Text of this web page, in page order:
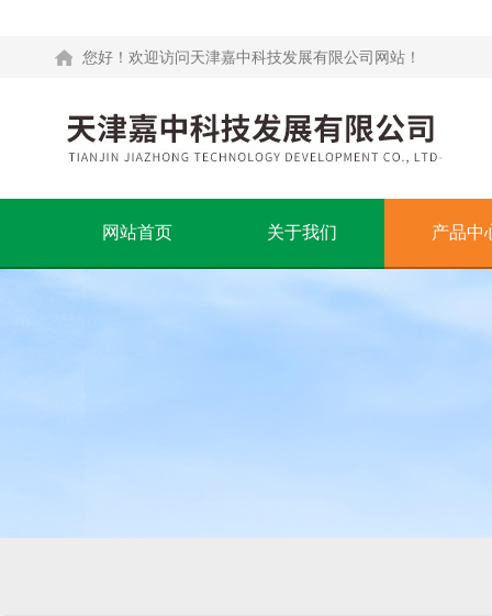
您好！欢迎访问天津嘉中科技发展有限公司网站！
网站首页 关于我们 产品中